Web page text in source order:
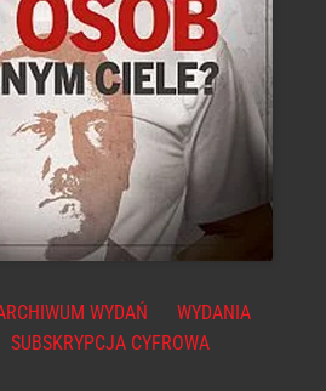
WYDAŃ
WYDANIA
SUBSKRYPCJA CYFROWA